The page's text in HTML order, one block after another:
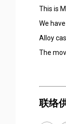
This is
We
Alloy
The
联络